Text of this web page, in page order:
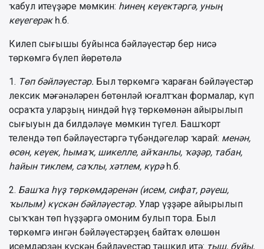
ҡабул итеүҙəре мөмкин: һинең кеүектəргə, уның
кеүегерəк һ.б.
Килеп сығышы буйынса бəйлəүестəр бер нисə
төркөмгə бүлеп йөрөтөлә.
1. Төп бəйлəүестəр. Был төркөмгə ҡараған бəйлəүестəр
лексик мəғəнəлəрен бөтөнлəй юғалтҡан формалар, күп
осраҡта уларҙың ниндəй һүҙ төркөмөнəн айырылып
сығыуын да билдəлəүе мөмкин түгел. Башҡорт
телендə төп бəйлəүестəргə түбəндəгелəр ҡарай: менəн,
өсөн, кеүек, һымаҡ, шикелле, айҡанлы, ҡəҙəр, табан,
һайын тиклем, саҡлы, хəтлем, күрə һ.б.
2. Башҡа һүҙ төркөмдəренəн (исем, сифат, рəүеш,
ҡылым) күскəн бəйлəүестəр. Улар үҙҙəре айырылып
сыҡҡан төп һүҙҙəргə омоним булып тора. Был
төркөмгə ингəн бəйлəүестəрҙең байтаҡ өлөшөн
исемдəрҙəн күскəн бəйлəүестəр тəшкил итə: тыш, буйы,